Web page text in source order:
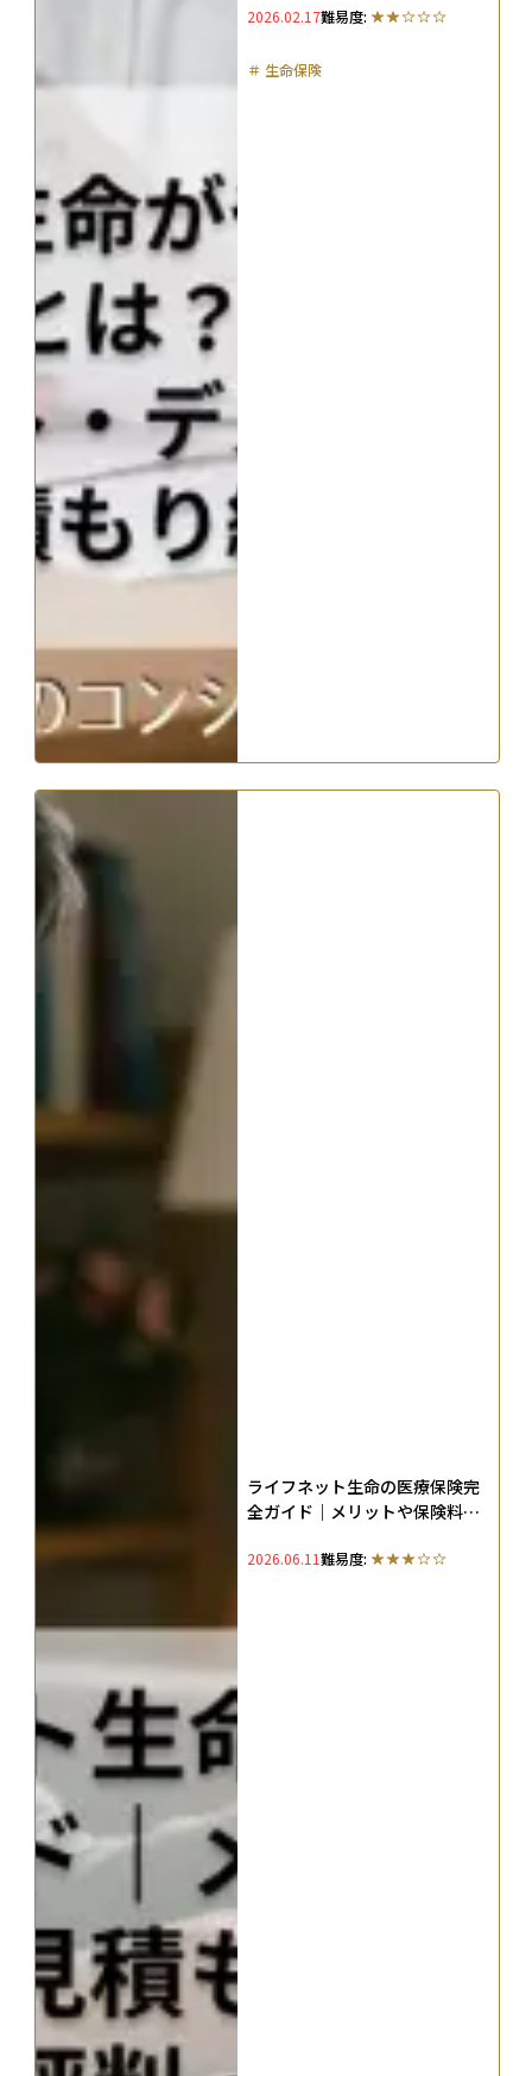
ット、保険料の見積もり結果を
2026.02.17難易度:
＃ 生命保険
ライフネット生命の医療保険完
全ガイド｜メリットや保険料の
判・口コミを紹介
2026.06.11難易度: